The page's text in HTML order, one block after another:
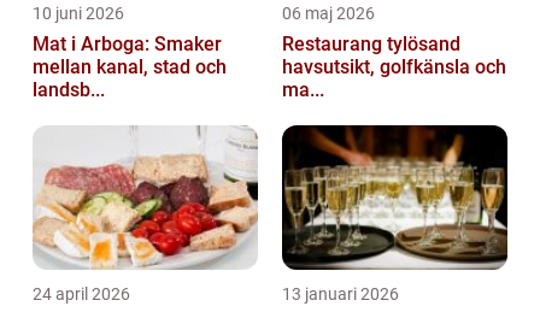
10 juni 2026
Mat i Arboga: Smaker
mellan kanal, stad och
landsb...
06 maj 2026
Restaurang tylösand
havsutsikt, golfkänsla och
ma...
24 april 2026 13 januari 2026